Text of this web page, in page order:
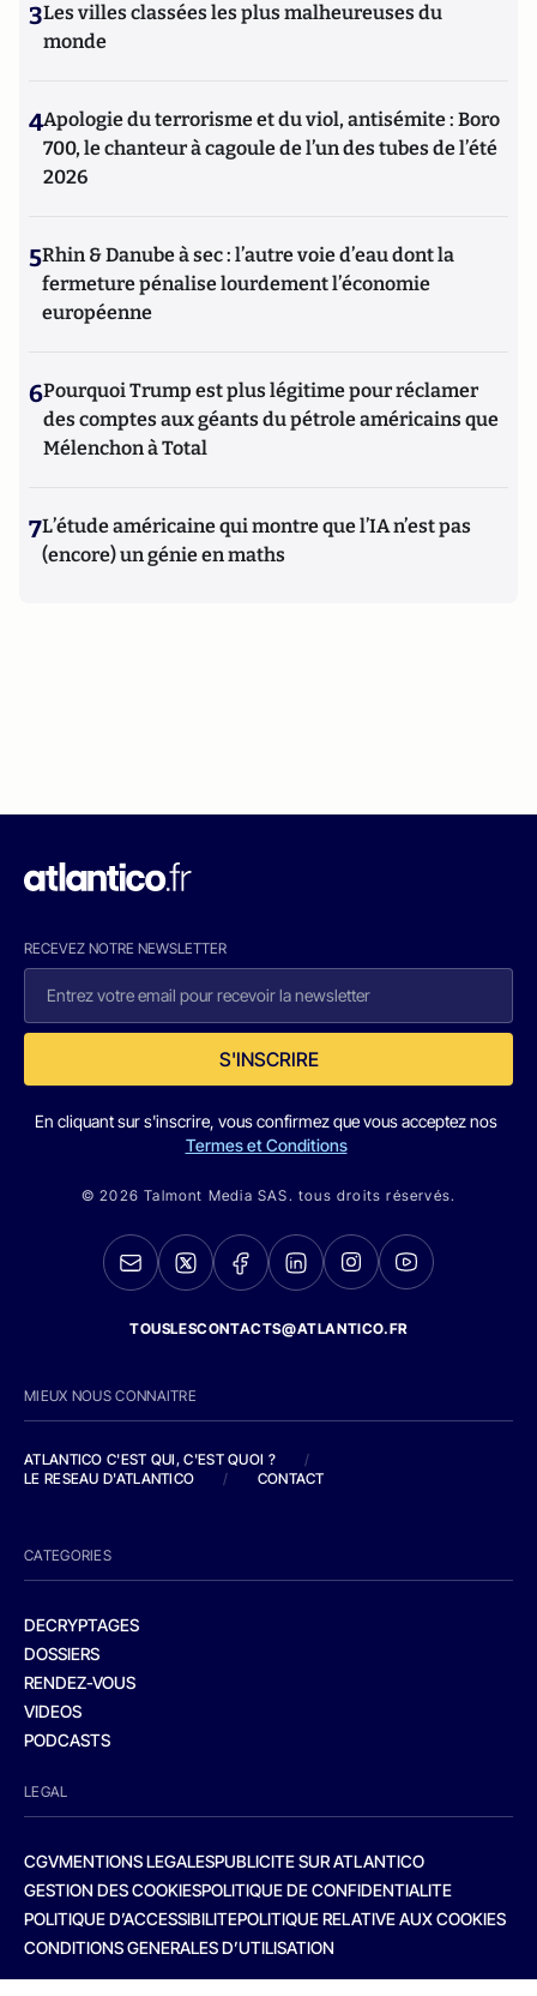
3Les villes classées les plus malheureuses du
monde
4Apologie du terrorisme et du viol, antisémite : Boro
700, le chanteur à cagoule de l’un des tubes de l’été
2026
5Rhin & Danube à sec : l’autre voie d’eau dont la
fermeture pénalise lourdement l’économie
européenne
6Pourquoi Trump est plus légitime pour réclamer
des comptes aux géants du pétrole américains que
Mélenchon à Total
7L’étude américaine qui montre que l’IA n’est pas
(encore) un génie en maths
RECEVEZ NOTRE NEWSLETTER
S'INSCRIRE
En cliquant sur s'inscrire, vous confirmez que vous acceptez nos
Termes et Conditions
© 2026 Talmont Media SAS. tous droits réservés.
TOUSLESCONTACTS@ATLANTICO.FR
MIEUX NOUS CONNAITRE
ATLANTICO C'EST QUI, C'EST QUOI ?
/
LE RESEAU D'ATLANTICO
/ CONTACT
CATEGORIES
DECRYPTAGES
DOSSIERS
RENDEZ-VOUS
VIDEOS
PODCASTS
LEGAL
CGVMENTIONS LEGALESPUBLICITE SUR ATLANTICO
GESTION DES COOKIESPOLITIQUE DE CONFIDENTIALITE
POLITIQUE D’ACCESSIBILITEPOLITIQUE RELATIVE AUX COOKIES
CONDITIONS GENERALES D’UTILISATION